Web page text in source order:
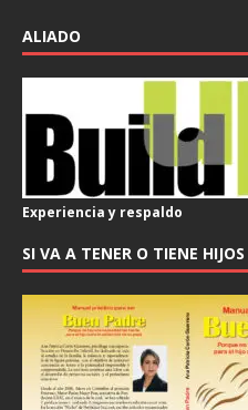
ALIADO
Experiencia y respaldo
SI VA A TENER O TIENE